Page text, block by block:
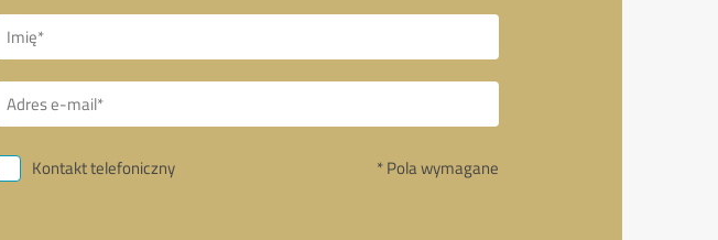
Kontakt telefoniczny * Pola wymagane